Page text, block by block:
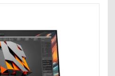
Сравни